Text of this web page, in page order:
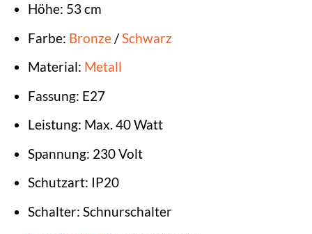
Höhe: 53 cm
Farbe: Bronze/ Schwarz
Material: Metall
Fassung: E27
Leistung: Max. 40 Watt
Spannung: 230 Volt
Schutzart: IP20
Schalter: Schnurschalter